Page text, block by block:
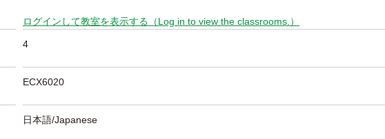
ログインして教室を表示する（Log in to view the classrooms.）
4
ECX6020
日本語/Japanese